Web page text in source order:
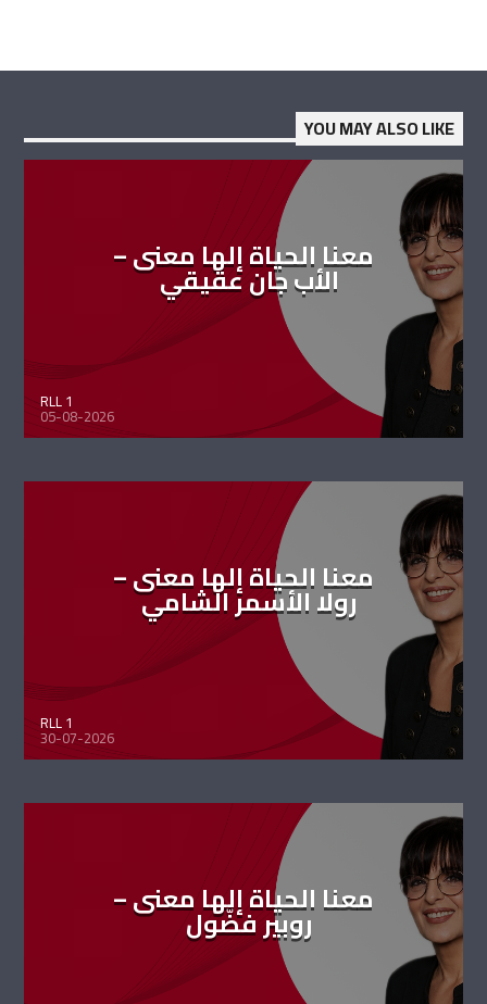
YOU MAY ALSO LIKE
معنا الحياة إلها معنى –
الأب جان عقيقي
RLL 1
05-08-2026
معنا الحياة إلها معنى –
رولا الأسمر الشامي
RLL 1
30-07-2026
معنا الحياة إلها معنى –
روبير فضّول